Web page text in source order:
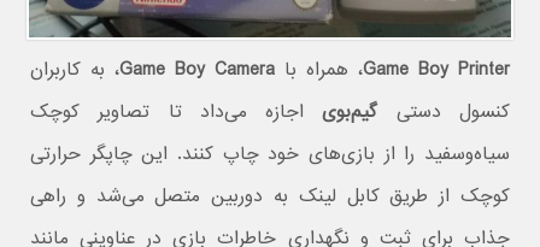
Game Boy Printer، همراه با Game Boy Camera، به کاربران
کنسول دستیگیم‌بویاجازه می‌داد تا تصاویر کوچک
سیاه‌وسفید را از بازی‌های خود چاپ کنند. این چاپگر حرارتی
کوچک از طریق کابل لینک به دوربین متصل می‌شد و راهی
جذاب برای ثبت و نگهداری خاطرات بازی در عناوینی مانند